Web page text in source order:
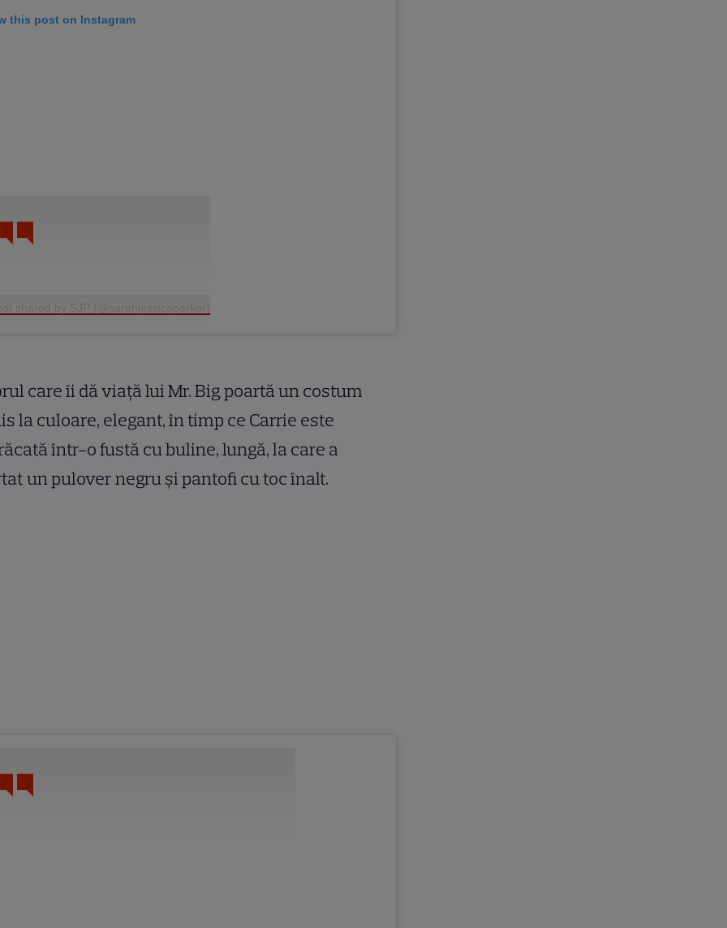
this post on Instagram
shared by SJP (@sarahjessicaparker)
care îi dă viață lui Mr. Big poartă un costum
la culoare, elegant, în timp ce Carrie este
într-o fustă cu buline, lungă, la care a
un pulover negru și pantofi cu toc înalt.